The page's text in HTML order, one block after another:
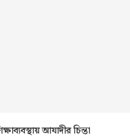
আযাদীর চিন্তা